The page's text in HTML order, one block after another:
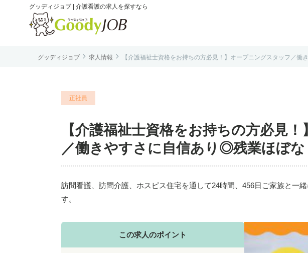
グッディジョブ | 介護看護の求人を探すなら
はじめての方へ よくある
グッディジョブ  求人情報  【介護福祉士資格をお持ちの方必見！】オープニングスタッフ／
正社員
【介護福祉士資格をお持ちの方必見
／働きやすさに自信あり◎残業ほぼ
訪問看護、訪問介護、ホスピス住宅を通して24時間、456日ご家族と一
す。
この求人のポイント